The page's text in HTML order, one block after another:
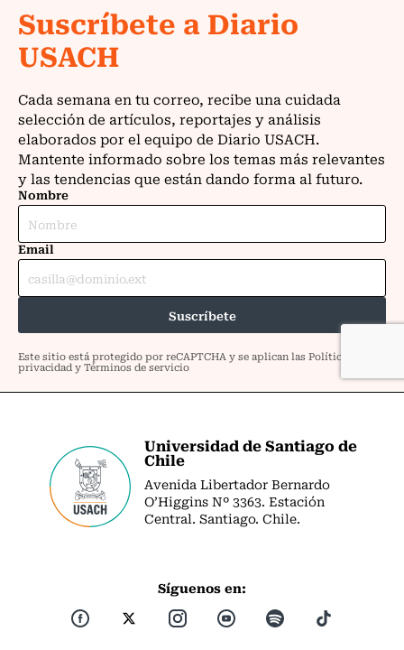
Universidad de Santiago de
Chile
Avenida Libertador Bernardo
O’Higgins Nº 3363. Estación
Central. Santiago. Chile.
Síguenos en: